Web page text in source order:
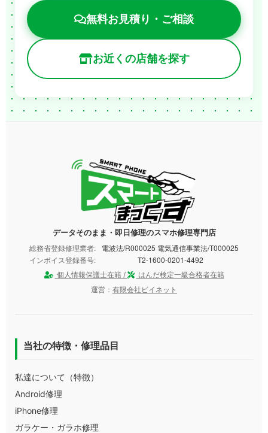
無料お見積り・ご相談
お近くの店舗を探す
データそのまま・即日修理のスマホ修理専門店
総務省登録修理業者:
電波法/R000025 電気通信事業法/T000025
インボイス登録番号:
T2-1600-0201-4492
個人情報保護士在籍 /
はんだ検定一級合格者在籍
運営： 有限会社ビイネット
当社の特徴・修理品目
私達について（特徴）
Android修理
iPhone修理
ガラケー・ガラホ修理